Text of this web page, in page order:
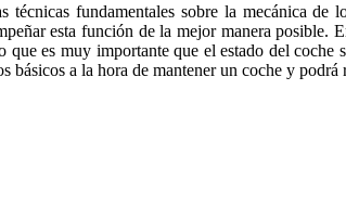
fundamentales sobre la mecánica
esta función de la mejor manera
es muy importante que el estado del
a la hora de mantener un coche y